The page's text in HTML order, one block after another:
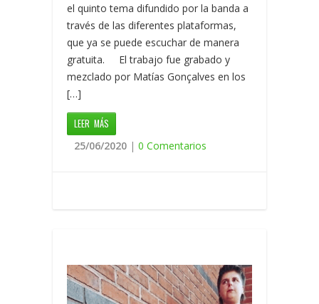
el quinto tema difundido por la banda a
través de las diferentes plataformas,
que ya se puede escuchar de manera
gratuita. El trabajo fue grabado y
mezclado por Matías Gonçalves en los
[…]
LEER MÁS
25/06/2020 | 0 Comentarios